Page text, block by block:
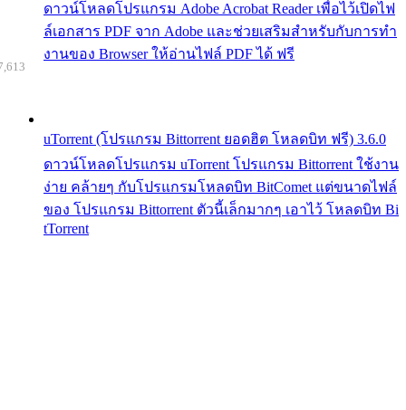
ดาวน์โหลดโปรแกรม Adobe Acrobat Reader เพื่อไว้เปิดไฟ
ล์เอกสาร PDF จาก Adobe และช่วยเสริมสำหรับกับการทำ
งานของ Browser ให้อ่านไฟล์ PDF ได้ ฟรี
uTorrent (โปรแกรม Bittorrent ยอดฮิต โหลดบิท ฟรี) 3.6.0
ดาวน์โหลดโปรแกรม uTorrent โปรแกรม Bittorrent ใช้งาน
ง่าย คล้ายๆ กับโปรแกรมโหลดบิท BitComet แต่ขนาดไฟล์
ของ โปรแกรม Bittorrent ตัวนี้เล็กมากๆ เอาไว้ โหลดบิท Bi
tTorrent